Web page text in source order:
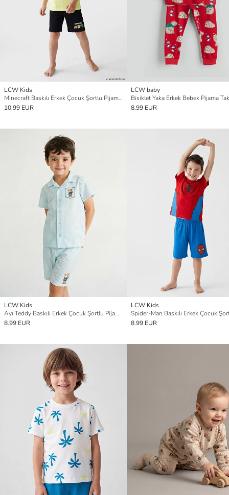
LCW Kids
Minecraft Baskılı Erkek Çocuk Şortlu Pijama Takımı
10.99 EUR
LCW baby
Bisiklet Yaka Erkek Bebek Pijama
8.99 EUR
LCW Kids
Ayı Teddy Baskılı Erkek Çocuk Şortlu Pijama Takımı
8.99 EUR
LCW Kids
8.99 EUR